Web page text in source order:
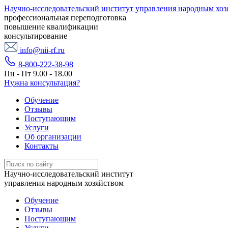
Научно-исследовательский институт управления народным
профессиональная переподготовка
повышение квалификации
консультирование
info@nii-rf.ru
8-800-222-38-98
Пн - Пт 9.00 - 18.00
Нужна консультация?
Обучение
Отзывы
Поступающим
Услуги
Об организации
Контакты
Научно-исследовательский институт
управления народным хозяйством
Обучение
Отзывы
Поступающим